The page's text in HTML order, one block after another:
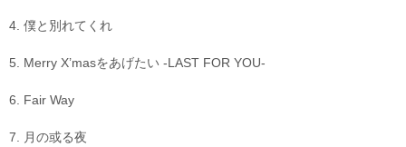
4. 僕と別れてくれ
5. Merry X’masをあげたい -LAST FOR YOU-
6. Fair Way
7. 月の或る夜